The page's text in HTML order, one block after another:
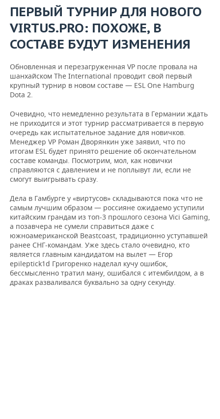
КИБЕРСПОРТ
ФИГУРНОЕ КАТАНИЕ
ВОДНЫЕ ВИДЫ СПОРТА
ХОККЕЙ С МЯЧОМ
КУЛЬТУРА
МЕДИЦИНА
ОБРАЗОВАНИЕ
ПРОИСШЕСТВИЯ
СПИСОК КОМПАНИЙ
ПЕРВЫЙ ТУРНИР ДЛЯ НОВОГО
VIRTUS.PRO: ПОХОЖЕ, В
СОСТАВЕ БУДУТ ИЗМЕНЕНИЯ
Обновленная и перезагруженная VP после провала на
шанхайском The International проводит свой первый
крупный турнир в новом составе — ESL One Hamburg
Dota 2.
Очевидно, что немедленно результата в Германии ждать
не приходится и этот турнир рассматривается в первую
очередь как испытательное задание для новичков.
Менеджер VP Роман Дворянкин уже заявил, что по
итогам ESL будет принято решение об окончательном
составе команды. Посмотрим, мол, как новички
справляются с давлением и не поплывут ли, если не
смогут выигрывать сразу.
Дела в Гамбурге у «виртусов» складываются пока что не
самым лучшим образом — россияне ожидаемо уступили
китайским грандам из топ-3 прошлого сезона Vici Gaming,
а позавчера не сумели справиться даже с
южноамериканской Beastcoast, традиционно уступавшей
ранее СНГ-командам. Уже здесь стало очевидно, кто
является главным кандидатом на вылет — Егор
epileptick1d Григоренко наделал кучу ошибок,
бессмысленно тратил ману, ошибался с итембилдом, а в
драках разваливался буквально за одну секунду.